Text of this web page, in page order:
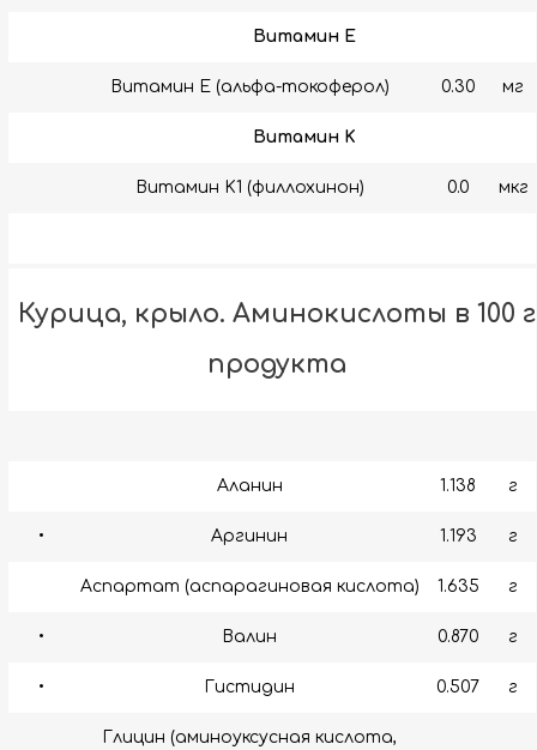
Витамин E
Витамин E (альфа-токоферол) 0.30 мг
Витамин K
Витамин K1 (филлохинон) 0.0 мкг
Курица, крыло. Аминокислоты в 100 г
продукта
Аланин 1.138 г
• Аргинин 1.193 г
Аспартат (аспарагиновая кислота) 1.635 г
• Валин 0.870 г
• Гистидин 0.507 г
Глицин (аминоуксусная кислота,